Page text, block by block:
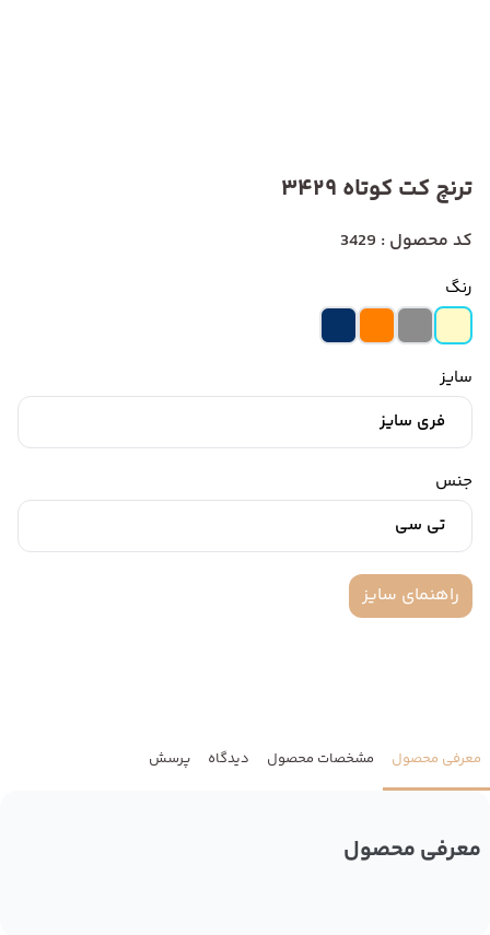
ترنچ کت کوتاه 3429
کد محصول : 3429
رنگ
سایز
فری سایز
جنس
تی سی
راهنمای سایز
معرفی محصول مشخصات محصول دیدگاه پرسش
معرفی محصول